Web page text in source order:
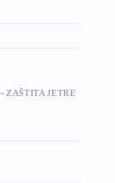
ZAŠTITA JETRE